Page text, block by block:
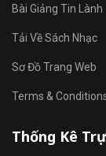
Bài Giảng Tin Lành
Tải Về Sách Nhạc
Sơ Đồ Trang Web
Terms &
Thống Kê